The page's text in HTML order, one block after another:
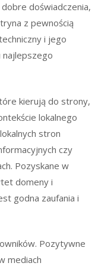
doświadczenia,
z pewnością
i jego
najlepszego
kierują do strony,
lokalnego
stron
czy
Pozyskane w
domeny i
godna zaufania i
Pozytywne
mediach